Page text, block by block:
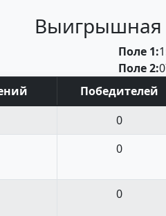
Выигрышная
Поле 1:
Поле 2:
Победителей
0
0
0